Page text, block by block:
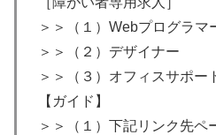
＞＞（１）Webプログラマ
＞＞（２）デザイナー
＞＞（３）オフィスサポー
【ガイド】
＞＞（１）下記リンク先ペ